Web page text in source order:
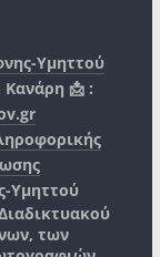
Υμηττού
📩 :
Υμηττού
των